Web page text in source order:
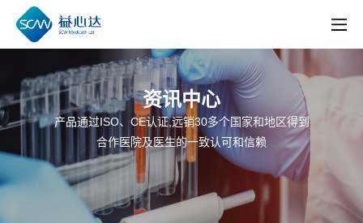
资讯中心
产品通过ISO、CE认证,远销30多个国家和地区得到
合作医院及医生的一致认可和信赖